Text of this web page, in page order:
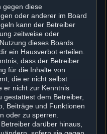
gegen diese
oder anderer im Board
kann der Betreiber
zeitweise oder
dieses Boards
ein Hausverbot erteilen.
dass der Betreiber
für die Inhalte von
die er nicht selbst
er nicht zur Kenntnis
gestattest dem Betreiber,
Beiträge und Funktionen
oder zu sperren.
darüber hinaus,